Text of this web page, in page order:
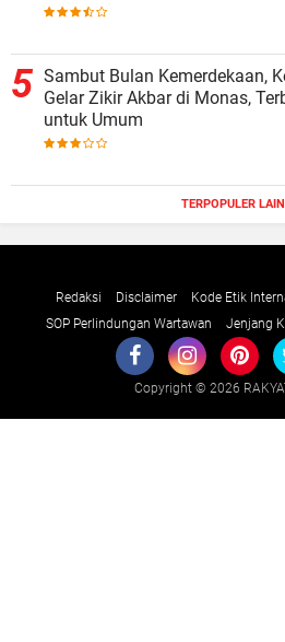
Sambut Bulan Kemerdekaan,
Gelar Zikir Akbar di Monas,
untuk Umum
TERPOPULER
Redaksi Disclaimer Kode Etik
SOP Perlindungan Wartawan
Jenjang
Copyright © 2026